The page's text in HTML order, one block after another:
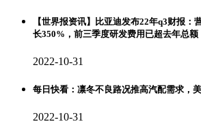
【世界报资讯】比亚迪发布22年q3财报：
长350%，前三季度研发费用已超去年总额
2022-10-31
每日快看：凛冬不良路况推高汽配需求，
2022-10-31